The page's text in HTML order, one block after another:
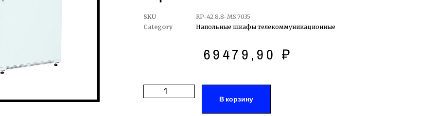
SKU
RP-42.8.8-МS.7035
Category
Напольные шкафы телекоммуникационные
69479,90 ₽
В корзину